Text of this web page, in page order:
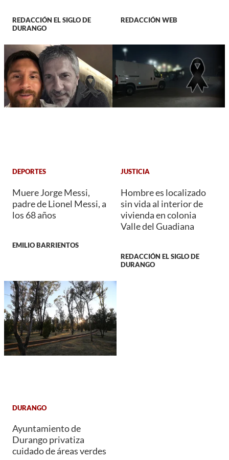
REDACCIÓN EL SIGLO DE
DURANGO
REDACCIÓN WEB
DEPORTES
Muere Jorge Messi,
padre de Lionel Messi, a
los 68 años
EMILIO BARRIENTOS
JUSTICIA
Hombre es localizado
sin vida al interior de
vivienda en colonia
Valle del Guadiana
REDACCIÓN EL SIGLO DE
DURANGO
DURANGO
Ayuntamiento de
Durango privatiza
cuidado de áreas verdes